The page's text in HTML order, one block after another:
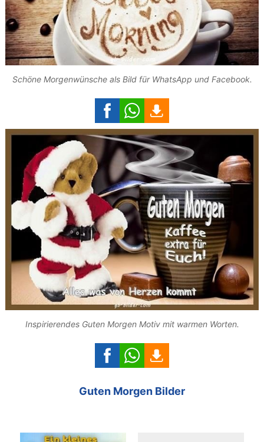
Schöne Morgenwünsche als Bild für WhatsApp und Facebook.
Inspirierendes Guten Morgen Motiv mit warmen Worten.
Guten Morgen Bilder